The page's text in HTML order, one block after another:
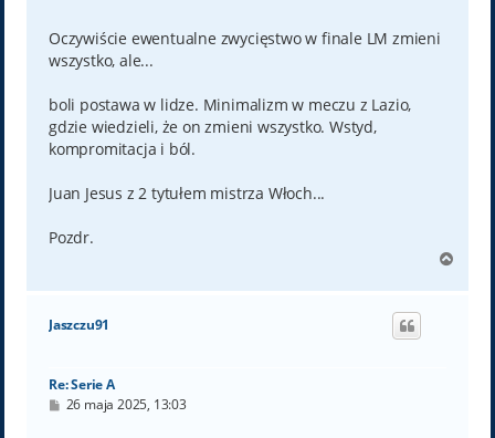
t
Oczywiście ewentualne zwycięstwo w finale LM zmieni
wszystko, ale...
boli postawa w lidze. Minimalizm w meczu z Lazio,
gdzie wiedzieli, że on zmieni wszystko. Wstyd,
kompromitacja i ból.
Juan Jesus z 2 tytułem mistrza Włoch...
Pozdr.
g
Jaszczu91
Re: Serie A
P26 maja 2025, 13:03